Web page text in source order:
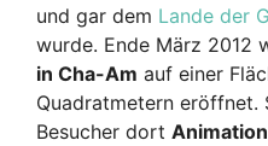
und gar dem Lande der
wurde. Ende März 2012
in Cha-Am auf einer
Quadratmetern eröffnet.
Besucher dort